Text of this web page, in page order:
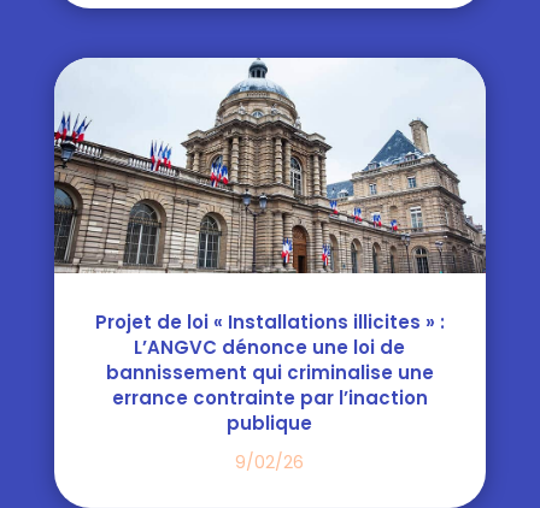
Projet de loi « Installations illicites » :
L’ANGVC dénonce une loi de
bannissement qui criminalise une
errance contrainte par l’inaction
publique
9/02/26